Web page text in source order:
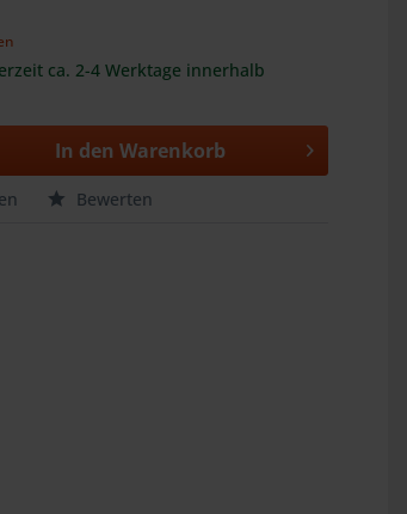
ca. 2-4 Werktage innerhalb
In den Warenkorb
Bewerten